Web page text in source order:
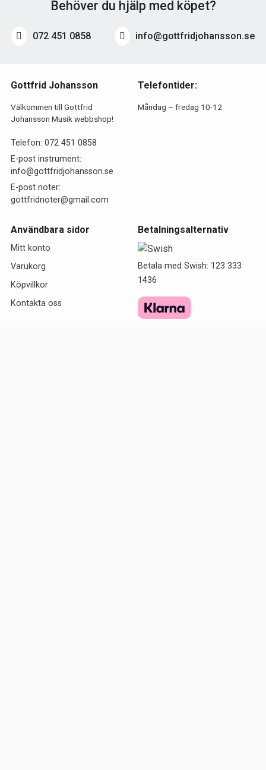
Behöver du hjälp med köpet?
072 451 0858 info@gottfridjohansson.se
Gottfrid Johansson
Välkommen till Gottfrid
Johansson Musik webbshop!
Telefon: 072 451 0858
E-post instrument:
info@gottfridjohansson.se
E-post noter:
gottfridnoter@gmail.com
Telefontider:
Måndag – fredag 10-12
Användbara sidor
Mitt konto
Varukorg
Köpvillkor
Kontakta oss
Betalningsalternativ
Betala med Swish: 123 333
1436